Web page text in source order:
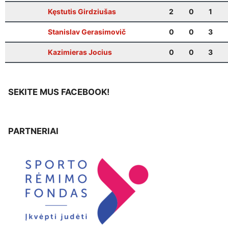
Kęstutis Girdziušas 2 0 1
Stanislav Gerasimovič 0 0 3
Kazimieras Jocius 0 0 3
SEKITE MUS FACEBOOK!
PARTNERIAI